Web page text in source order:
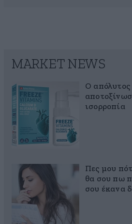
MARKET NEWS
Ο
ισορροπία
Πες μου
θα σου πω
σου έκανα